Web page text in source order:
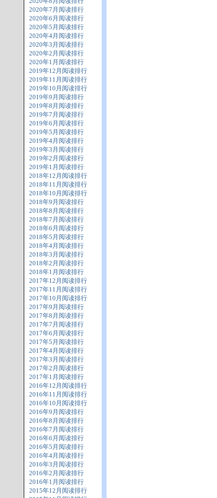
2020年7月阅读排行
2020年6月阅读排行
2020年5月阅读排行
2020年4月阅读排行
2020年3月阅读排行
2020年2月阅读排行
2020年1月阅读排行
2019年12月阅读排行
2019年11月阅读排行
2019年10月阅读排行
2019年9月阅读排行
2019年8月阅读排行
2019年7月阅读排行
2019年6月阅读排行
2019年5月阅读排行
2019年4月阅读排行
2019年3月阅读排行
2019年2月阅读排行
2019年1月阅读排行
2018年12月阅读排行
2018年11月阅读排行
2018年10月阅读排行
2018年9月阅读排行
2018年8月阅读排行
2018年7月阅读排行
2018年6月阅读排行
2018年5月阅读排行
2018年4月阅读排行
2018年3月阅读排行
2018年2月阅读排行
2018年1月阅读排行
2017年12月阅读排行
2017年11月阅读排行
2017年10月阅读排行
2017年9月阅读排行
2017年8月阅读排行
2017年7月阅读排行
2017年6月阅读排行
2017年5月阅读排行
2017年4月阅读排行
2017年3月阅读排行
2017年2月阅读排行
2017年1月阅读排行
2016年12月阅读排行
2016年11月阅读排行
2016年10月阅读排行
2016年9月阅读排行
2016年8月阅读排行
2016年7月阅读排行
2016年6月阅读排行
2016年5月阅读排行
2016年4月阅读排行
2016年3月阅读排行
2016年2月阅读排行
2016年1月阅读排行
2015年12月阅读排行